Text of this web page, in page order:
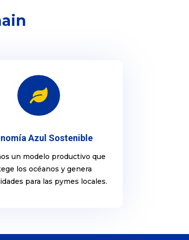

Azul Sostenible
un modelo productivo que
los océanos y genera
para las pymes locales.